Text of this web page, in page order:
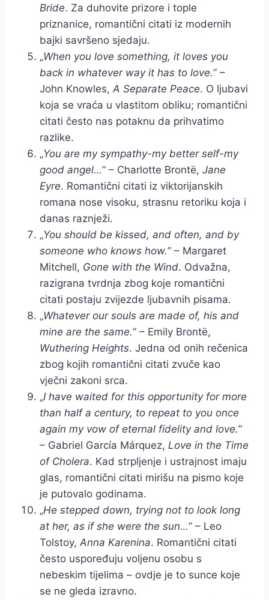
Bride. Za duhovite prizore i tople
priznanice, romantični citati iz modernih
bajki savršeno sjedaju.
„When you love something, it loves you
back in whatever way it has to love.” –
John Knowles, A Separate Peace. O ljubavi
koja se vraća u vlastitom obliku; romantični
citati često nas potaknu da prihvatimo
razlike.
„You are my sympathy-my better self-my
good angel…” – Charlotte Brontë, Jane
Eyre. Romantični citati iz viktorijanskih
romana nose visoku, strasnu retoriku koja i
danas raznježi.
„You should be kissed, and often, and by
someone who knows how.” – Margaret
Mitchell, Gone with the Wind. Odvažna,
razigrana tvrdnja zbog koje romantični
citati postaju zvijezde ljubavnih pisama.
„Whatever our souls are made of, his and
mine are the same.” – Emily Brontë,
Wuthering Heights. Jedna od onih rečenica
zbog kojih romantični citati zvuče kao
vječni zakoni srca.
„I have waited for this opportunity for more
than half a century, to repeat to you once
again my vow of eternal fidelity and love.”
– Gabriel García Márquez, Love in the Time
of Cholera. Kad strpljenje i ustrajnost imaju
glas, romantični citati mirišu na pismo koje
je putovalo godinama.
„He stepped down, trying not to look long
at her, as if she were the sun…” – Leo
Tolstoy, Anna Karenina. Romantični citati
često uspoređuju voljenu osobu s
nebeskim tijelima – ovdje je to sunce koje
se ne gleda izravno.